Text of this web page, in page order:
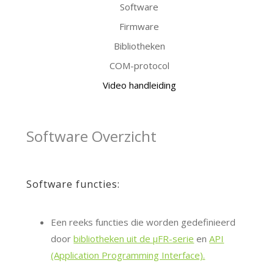
Software
Firmware
Bibliotheken
COM-protocol
Video handleiding
Software Overzicht
Software functies:
Een reeks functies die worden gedefinieerd
doorbibliotheken uit de μFR-serie enAPI
(Application Programming Interface).